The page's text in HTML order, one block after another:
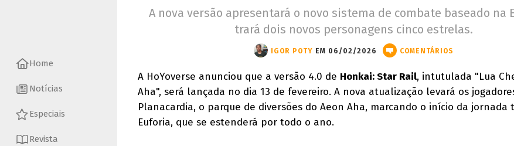
Home
Notícias
Especiais
Revista
A nova versão apresentará o novo sistema de combate baseado na
trará dois novos personagens cinco estrelas.
IGOR POTY EM 06/02/2026 COMENTÁRIOS
A HoYoverse anunciou que a versão 4.0 de Honkai: Star Rail, intutulada "Lua
Aha", será lançada no dia 13 de fevereiro. A nova atualização levará os
Planacardia, o parque de diversões do Aeon Aha, marcando o início da jornada
Euforia, que se estenderá por todo o ano.